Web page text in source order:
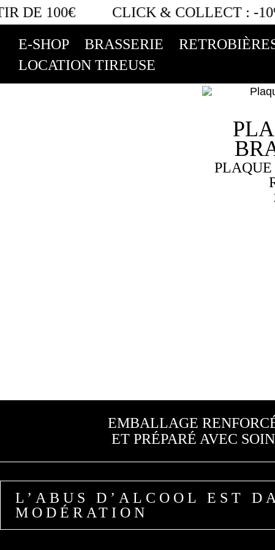
DE 100€ CLICK & COLLECT : -
E-SHOP
BRASSERIE
LOCATION TIREUSE
Filtrer les références
EMBALLAGE
ET PRÉPARÉ AVEC SOIN
L’ABUS D’ALCOOL EST
MODÉRATION